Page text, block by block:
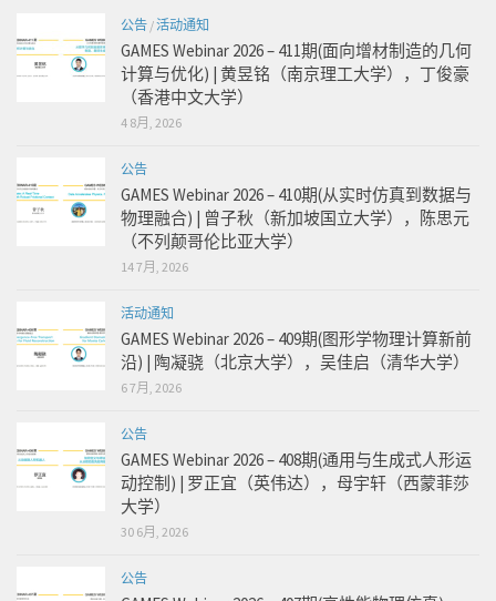
公告 /活动通知
GAMES Webinar 2026 – 411期(面向增材制造的几何
计算与优化) | 黄昱铭（南京理工大学），丁俊豪
（香港中文大学）
4 8月, 2026
公告
GAMES Webinar 2026 – 410期(从实时仿真到数据与
物理融合) | 曾子秋（新加坡国立大学），陈思元
（不列颠哥伦比亚大学）
14 7月, 2026
活动通知
GAMES Webinar 2026 – 409期(图形学物理计算新前
沿) | 陶凝骁（北京大学），吴佳启（清华大学）
6 7月, 2026
公告
GAMES Webinar 2026 – 408期(通用与生成式人形运
动控制) | 罗正宜（英伟达），母宇轩（西蒙菲莎
大学）
30 6月, 2026
公告